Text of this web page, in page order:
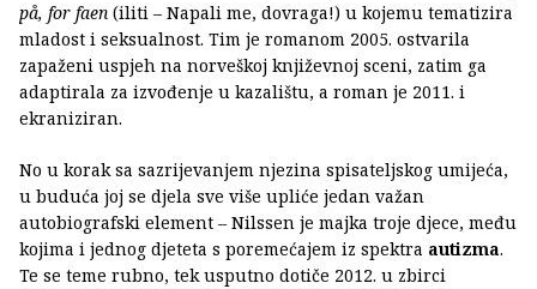
på, for faen (iliti – Napali me, dovraga!) u kojemu tematizira
mladost i seksualnost. Tim je romanom 2005. ostvarila
zapaženi uspjeh na norveškoj književnoj sceni, zatim ga
adaptirala za izvođenje u kazalištu, a roman je 2011. i
ekraniziran.
No u korak sa sazrijevanjem njezina spisateljskog umijeća,
u buduća joj se djela sve više upliće jedan važan
autobiografski element – Nilssen je majka troje djece, među
kojima i jednog djeteta s poremećajem iz spektra autizma.
Te se teme rubno, tek usputno dotiče 2012. u zbirci